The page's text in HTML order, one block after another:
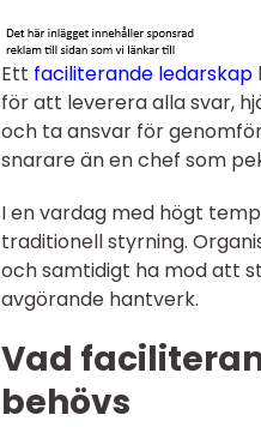
Ett faciliterande ledarskap
för att leverera alla svar,
och ta ansvar för
snarare än en chef som
I en vardag med högt
traditionell styrning.
och samtidigt ha mod att
avgörande hantverk.
Vad
behövs